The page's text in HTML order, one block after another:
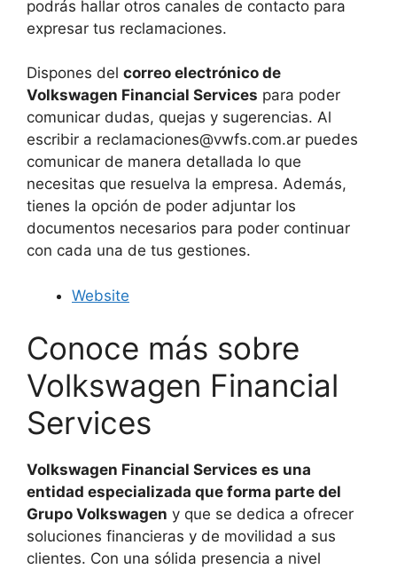
podrás hallar otros canales de contacto para
expresar tus reclamaciones.
Dispones del correo electrónico de
Volkswagen Financial Services para poder
comunicar dudas, quejas y sugerencias. Al
escribir a reclamaciones@vwfs.com.ar puedes
comunicar de manera detallada lo que
necesitas que resuelva la empresa. Además,
tienes la opción de poder adjuntar los
documentos necesarios para poder continuar
con cada una de tus gestiones.
Website
Conoce más sobre
Volkswagen Financial
Services
Volkswagen Financial Services es una
entidad especializada que forma parte del
Grupo Volkswagen y que se dedica a ofrecer
soluciones financieras y de movilidad a sus
clientes. Con una sólida presencia a nivel